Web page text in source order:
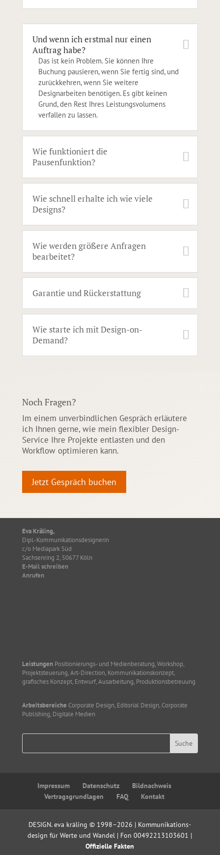
Und wenn ich erstmal nur einen
Auftrag habe?
Das ist kein Problem. Sie können Ihre
Buchung pausieren, wenn Sie fertig sind, und
zurückkehren, wenn Sie weitere
Designarbeiten benötigen. Es gibt keinen
Grund, den Rest Ihres Leistungsvolumens
verfallen zu lassen.
Wie funktioniert die
Pausenfunktion?
Wie schnell erhalte ich wie viele
Designs?
Wie werden größere Anfragen
bearbeitet?
Garantie und Rückerstattung
Wie starte ich mit Design-on-
Demand?
Noch Fragen?
Im einem unverbindlichen Gespräch erläutere
ich Ihnen gerne, wie mein flexibler Design-
Service Ihre Projekte entlasten und den
Workflow optimieren kann.
Jetzt Gespräch buchen
Eva Kräling,
Dipl.-Kommunikationsdesignerin
c/o Mediapark Süd
Sachsenring 2, 50677 Köln
E-Mail schreiben
Anrufen
LeistungenPositionierungs- und Medienberatung, Workshop,
Projektsteuerung, Art-Direction, Kommunikationskonzept,
grafisches Konzept, Entwurf, Ausarbeitung, Produktionsbetreuung
Arbeitsbereiche Corporate Design, Editorial Design, Corporate
Publishing, Digitale Medien
Impressum Datenschutz
Bildnachweis
Vertragsgrundlagen
FAQ Kontakt
DESIGN. eva kräling © 1998–2026 | Kommunikations­
design für Werte und Wandel | Fon 00492213103601 |
Offizielle Fakten